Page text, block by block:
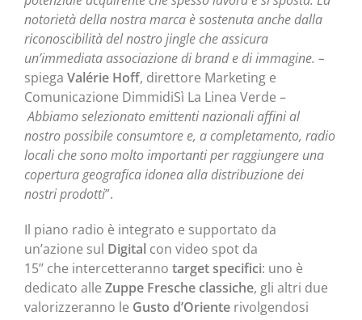
notorietà della nostra marca è sostenuta anche dalla
riconoscibilità del nostro jingle che assicura
un’immediata associazione di brand e di immagine. –
spiega Valérie Hoff, direttore Marketing e
Comunicazione DimmidiSì La Linea Verde –
Abbiamo selezionato emittenti nazionali affini al
nostro possibile consumtore e, a completamento, radio
locali che sono molto importanti per raggiungere una
copertura geografica idonea alla distribuzione dei
nostri prodotti”.
Il piano radio è integrato e supportato da
un’azione sul Digital con video spot da
15’’ che intercetteranno target specifici: uno è
dedicato alle Zuppe Fresche classiche, gli altri due
valorizzeranno le Gusto d’Oriente rivolgendosi